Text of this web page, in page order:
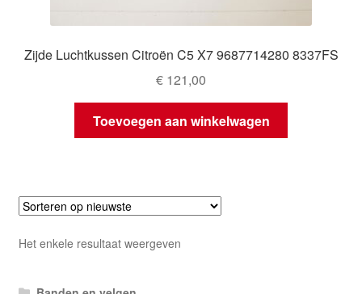
Zijde Luchtkussen Citroën C5 X7 9687714280 8337FS
€ 121,00
Toevoegen aan winkelwagen
Het enkele resultaat weergeven